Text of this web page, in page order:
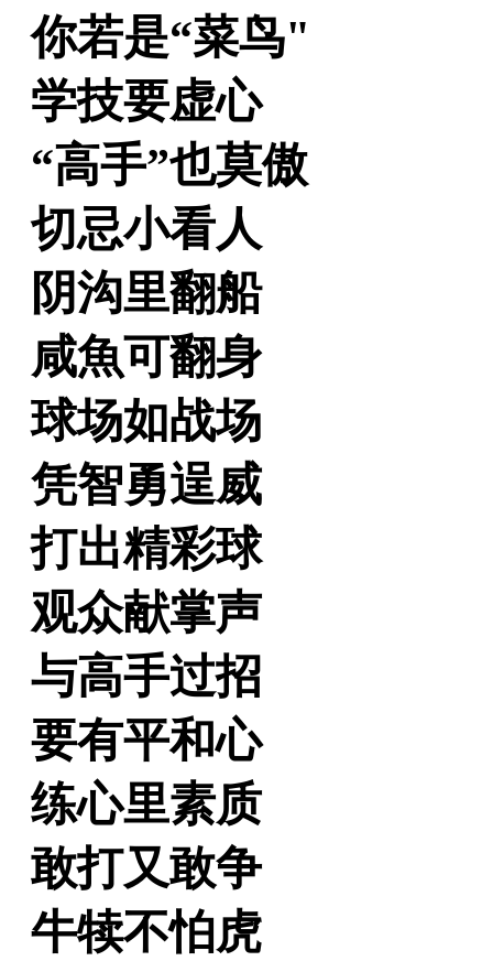
你若是“菜鸟"
学技要虚心
“高手”也莫傲
切忌小看人
阴沟里翻船
咸魚可翻身
球场如战场
凭智勇逞威
打出精彩球
观众献掌声
与高手过招
要有平和心
练心里素质
敢打又敢争
牛犊不怕虎